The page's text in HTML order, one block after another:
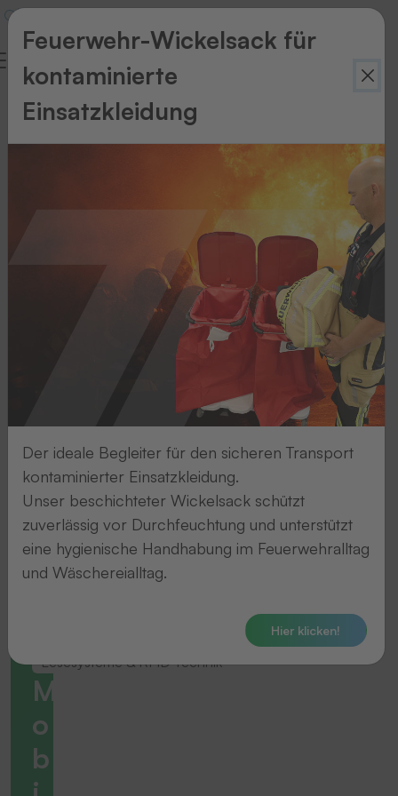
Zurück
Lesesysteme & RFID Technik
M
o
b
Feuerwehr-Wickelsack für
kontaminierte
Einsatzkleidung
Der ideale Begleiter für den sicheren Transport
kontaminierter Einsatzkleidung.
Unser beschichteter Wickelsack schützt
zuverlässig vor Durchfeuchtung und unterstützt
eine hygienische Handhabung im Feuerwehralltag
und Wäschereialltag.
Hier klicken!